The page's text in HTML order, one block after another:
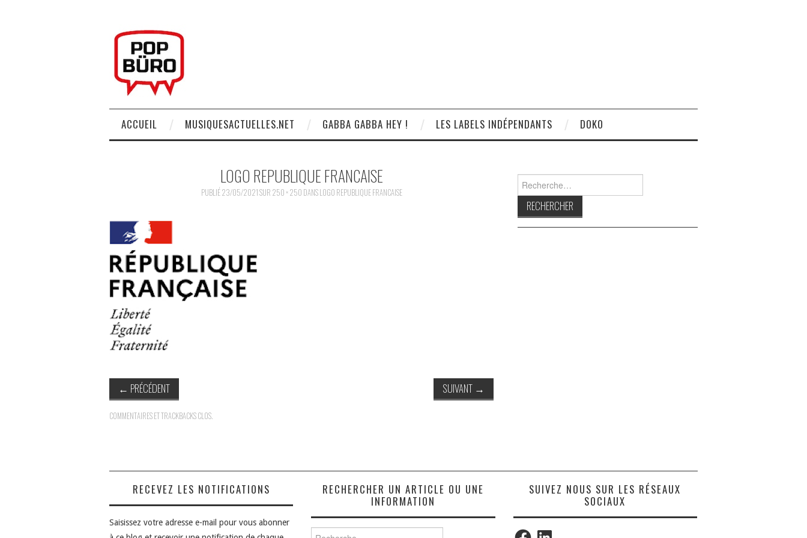
ACCUEIL MUSIQUESACTUELLES.NET GABBA GABBA HEY ! LES LABELS INDÉPENDANTS DOKO
LOGO REPUBLIQUE FRANCAISE
PUBLIÉ23/05/2021SUR 250 × 250 DANSLOGO REPUBLIQUE FRANCAISE
← PRÉCÉDENT SUIVANT →
COMMENTAIRES ET TRACKBACKS CLOS.
RECEVEZ LES NOTIFICATIONS
Saisissez votre adresse e-mail pour vous abonner
RECHERCHER UN ARTICLE OU UNE
INFORMATION
SUIVEZ NOUS SUR LES RÉSEAUX
SOCIAUX
FacebookLinkedIn